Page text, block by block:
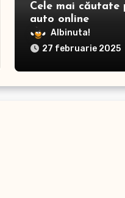
Cele mai căutate
auto online
Albinuta!
27 februarie 2025